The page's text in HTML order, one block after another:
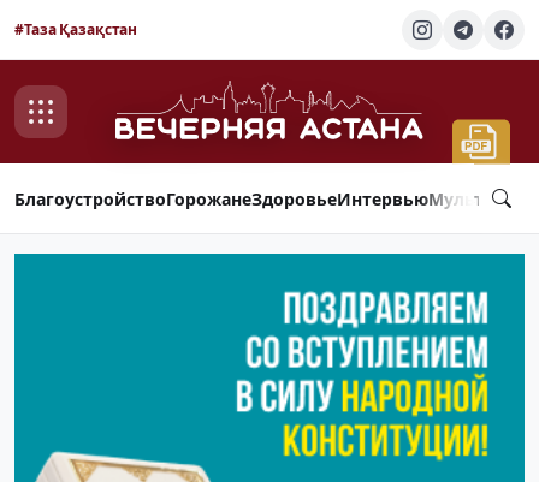
#Таза Қазақстан
БлагоустройствоГорожанеЗдоровьеИнтервью